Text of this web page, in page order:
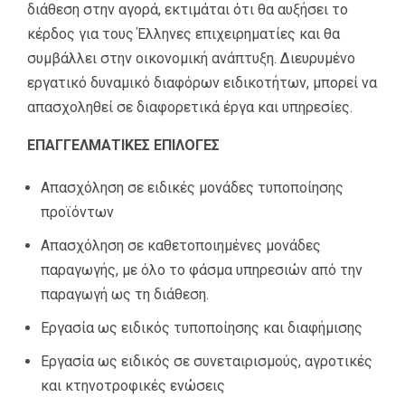
διάθεση στην αγορά, εκτιμάται ότι θα αυξήσει το
κέρδος για τους Έλληνες επιχειρηματίες και θα
συμβάλλει στην οικονομική ανάπτυξη. Διευρυμένο
εργατικό δυναμικό διαφόρων ειδικοτήτων, μπορεί να
απασχοληθεί σε διαφορετικά έργα και υπηρεσίες.
ΕΠΑΓΓΕΛΜΑΤΙΚΕΣ ΕΠΙΛΟΓΕΣ
Απασχόληση σε ειδικές μονάδες τυποποίησης
προϊόντων
Απασχόληση σε καθετοποιημένες μονάδες
παραγωγής, με όλο το φάσμα υπηρεσιών από την
παραγωγή ως τη διάθεση.
Εργασία ως ειδικός τυποποίησης και διαφήμισης
Εργασία ως ειδικός σε συνεταιρισμούς, αγροτικές
και κτηνοτροφικές ενώσεις